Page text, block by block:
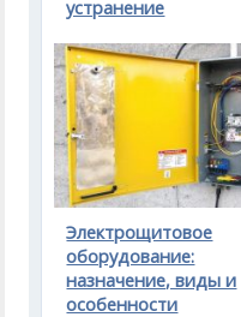
устранение
Электрощитовое
оборудование:
назначение, виды и
особенности